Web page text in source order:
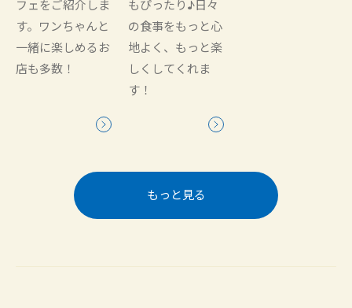
フェをご紹介しま
す。ワンちゃんと
一緒に楽しめるお
店も多数！
もぴったり♪日々
の食事をもっと心
地よく、もっと楽
しくしてくれま
す！
もっと見る